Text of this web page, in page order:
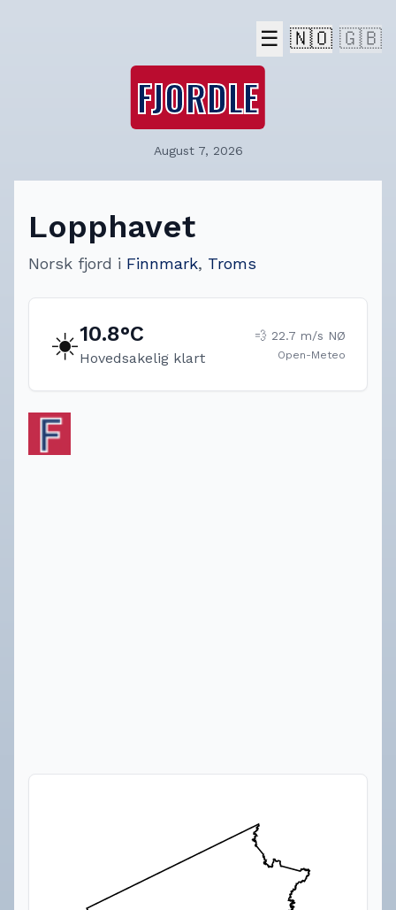
☰ 🇳🇴 🇬🇧
FJORDLE
August 7, 2026
Lopphavet
Norsk fjord i Finnmark, Troms
☀️10.8°C
Hovedsakelig klart
💨 22.7 m/s NØ
Open-Meteo